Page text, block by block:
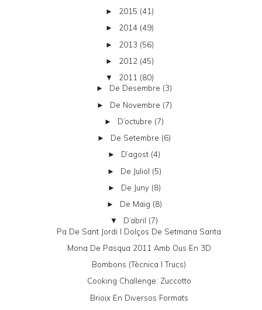
► 2015 (41)
► 2014 (49)
► 2013 (56)
► 2012 (45)
▼ 2011 (80)
► De Desembre (3)
► De Novembre (7)
► D’octubre (7)
► De Setembre (6)
► D’agost (4)
► De Juliol (5)
► De Juny (8)
► De Maig (8)
▼ D’abril (7)
Pa De Sant Jordi I Dolços De Setmana Santa
Mona De Pasqua 2011 Amb Ous En 3D
Bombons (tècnica I Trucs)
Cooking Challenge: Zuccotto
Brioix En Diversos Formats